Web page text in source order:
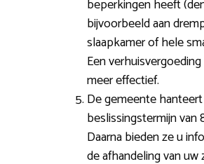
beperkingen heeft
bijvoorbeeld aan
slaapkamer of hele
Een
meer effectief.
De gemeente
beslissingstermijn van
Daarna bieden ze u
de afhandeling van uw